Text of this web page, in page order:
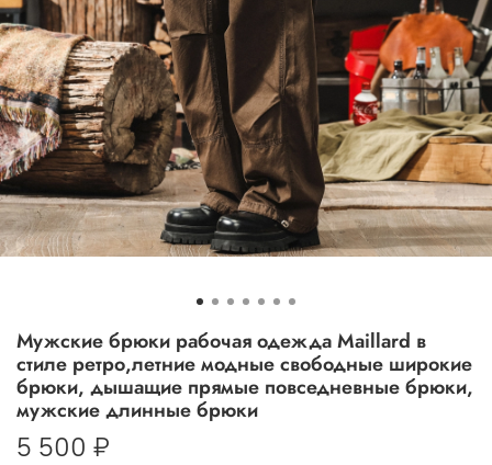
Мужские брюки рабочая одежда Maillard в
стиле ретро,летние модные свободные широкие
брюки, дышащие прямые повседневные брюки,
мужские длинные брюки
5 500 ₽